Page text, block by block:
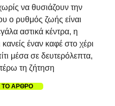
να θυσιάζουν την
ο ρυθμός ζωής είναι
αστικά κέντρα, η
έναν καφέ στο χέρι
μέσα σε δευτερόλεπτα,
τη ζήτηση
ΤΟ ΑΡΘΡΟ